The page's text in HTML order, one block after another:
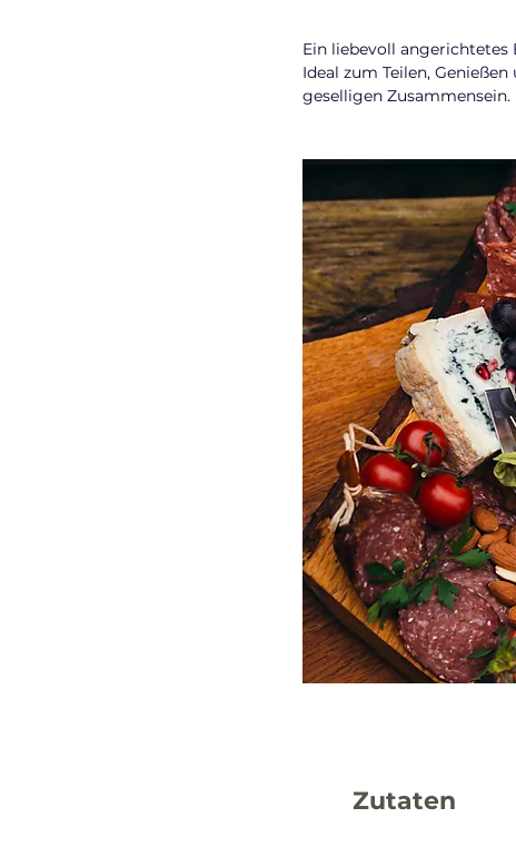
Ein liebevoll angerichtetes
Ideal zum Teilen,
geselligen Zusammensein.
Zutaten